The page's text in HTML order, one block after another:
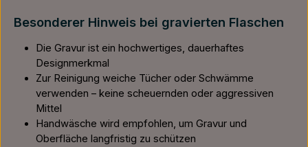
Besonderer Hinweis bei gravierten Flaschen
Die Gravur ist ein hochwertiges, dauerhaftes
Designmerkmal
Zur Reinigung weiche Tücher oder Schwämme
verwenden – keine scheuernden oder aggressiven
Mittel
Handwäsche wird empfohlen, um Gravur und
Oberfläche langfristig zu schützen